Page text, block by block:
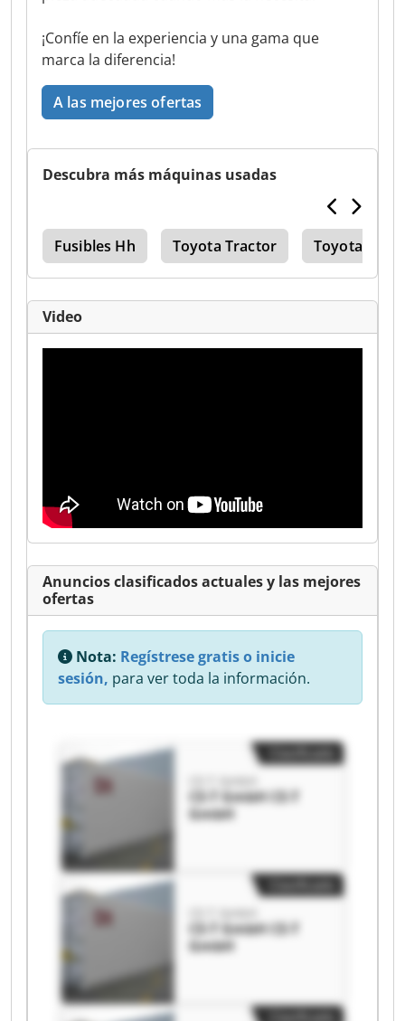
¡Confíe en la experiencia y una gama que
marca la diferencia!
A las mejores ofertas
Descubra más máquinas usadas
Fusibles Hh Toyota Tractor Toyota
Video
Anuncios clasificados actuales y las mejores
ofertas
Nota: Regístrese gratis o inicie
sesión, para ver toda la información.
CE-T GmbH CE-T
GmbH
CE-T GmbH CE-T
GmbH